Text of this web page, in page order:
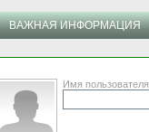
ВАЖНАЯ ИНФОРМАЦИЯ
Имя пользователя